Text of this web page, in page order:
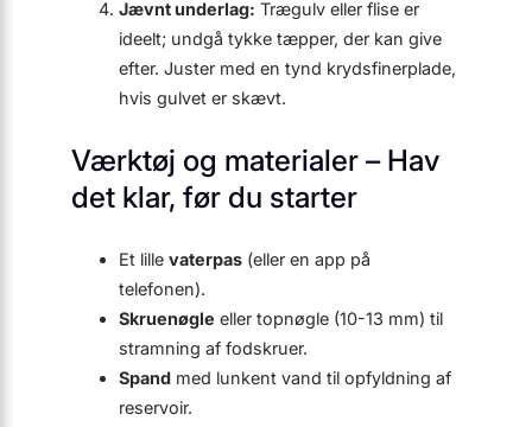
Jævnt underlag: Trægulv eller flise er
ideelt; undgå tykke tæpper, der kan give
efter. Juster med en tynd krydsfinerplade,
hvis gulvet er skævt.
Værktøj og materialer – Hav
det klar, før du starter
Et lille vaterpas (eller en app på
telefonen).
Skruenøgle eller topnøgle (10-13 mm) til
stramning af fodskruer.
Spand med lunkent vand til opfyldning af
reservoir.